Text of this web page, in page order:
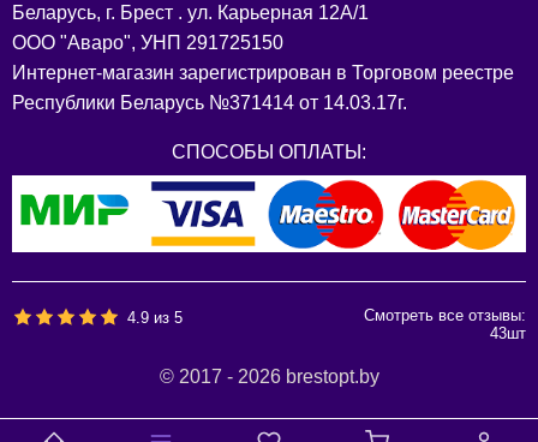
Беларусь, г. Брест . ул. Карьерная 12А/1
ООО "Аваро", УНП 291725150
Интернет-магазин зарегистрирован в Торговом реестре
Республики Беларусь №371414 от 14.03.17г.
СПОСОБЫ ОПЛАТЫ:
4.9 из5
Смотреть все отзывы:
43шт
© 2017 - 2026 brestopt.by